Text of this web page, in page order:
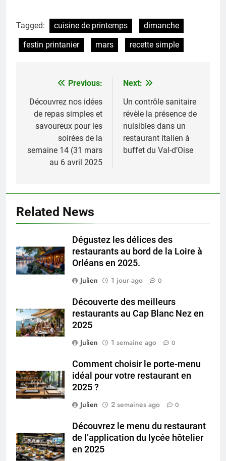
Tagged: cuisine de printemps
dimanche
festin printanier
mars recette simple
Navigation
de
l’article
Previous:
Découvrez nos idées
de repas simples et
savoureux pour les
soirées de la
semaine 14 (31 mars
au 6 avril 2025
Next:
Un contrôle sanitaire
révèle la présence de
nuisibles dans un
restaurant italien à
buffet du Val-d’Oise
Related News
Dégustez les délices des
restaurants au bord de la Loire à
Orléans en 2025.
Julien
1 jour ago 0
Découverte des meilleurs
restaurants au Cap Blanc Nez en
2025
Julien
1 semaine ago 0
Comment choisir le porte-menu
idéal pour votre restaurant en
2025 ?
Julien
2 semaines ago 0
Découvrez le menu du restaurant
de l’application du lycée hôtelier
en 2025